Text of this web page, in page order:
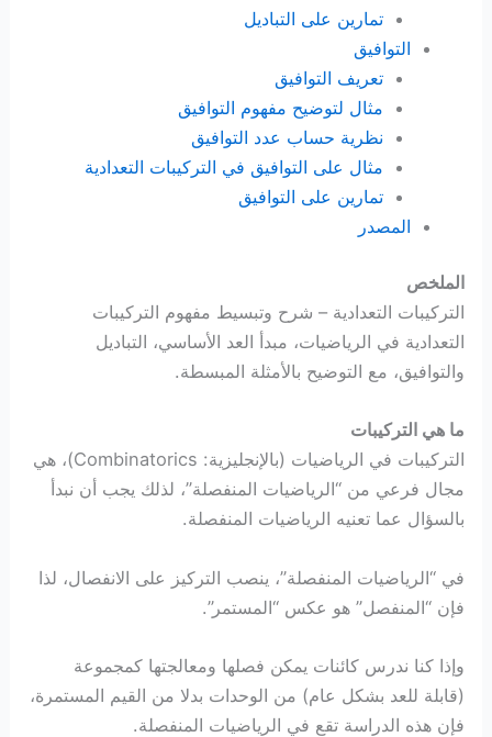
تمارين على التباديل
التوافيق
تعريف التوافيق
مثال لتوضيح مفهوم التوافيق
نظرية حساب عدد التوافيق
مثال على التوافيق في التركيبات التعدادية
تمارين على التوافيق
المصدر
الملخص
التركيبات التعدادية – شرح وتبسيط مفهوم التركيبات
التعدادية في الرياضيات، مبدأ العد الأساسي، التباديل
والتوافيق، مع التوضيح بالأمثلة المبسطة.
ما هي التركيبات
التركيبات في الرياضيات (بالإنجليزية: Combinatorics)، هي
مجال فرعي من “الرياضيات المنفصلة”، لذلك يجب أن نبدأ
بالسؤال عما تعنيه الرياضيات المنفصلة.
في “الرياضيات المنفصلة”، ينصب التركيز على الانفصال، لذا
فإن “المنفصل” هو عكس “المستمر”.
وإذا كنا ندرس كائنات يمكن فصلها ومعالجتها كمجموعة
(قابلة للعد بشكل عام) من الوحدات بدلا من القيم المستمرة،
فإن هذه الدراسة تقع في الرياضيات المنفصلة.